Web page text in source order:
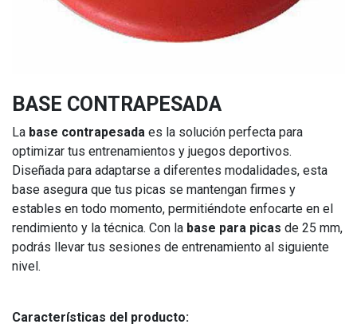
BASE CONTRAPESADA
La base contrapesada es la solución perfecta para
optimizar tus entrenamientos y juegos deportivos.
Diseñada para adaptarse a diferentes modalidades, esta
base asegura que tus picas se mantengan firmes y
estables en todo momento, permitiéndote enfocarte en el
rendimiento y la técnica. Con la base para picas de 25 mm,
podrás llevar tus sesiones de entrenamiento al siguiente
nivel.
Características del producto: